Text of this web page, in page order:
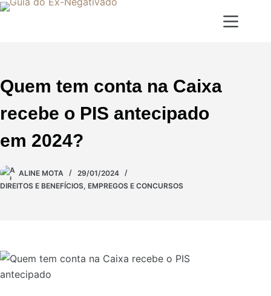
Quem tem conta na Caixa
recebe o PIS antecipado
em 2024?
ALINE MOTA
29/01/2024
DIREITOS E BENEFÍCIOS, EMPREGOS E CONCURSOS